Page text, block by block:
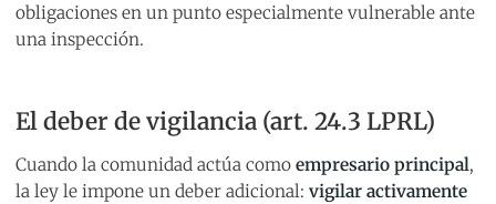
obligaciones en un punto especialmente vulnerable ante
una inspección.
El deber de vigilancia (art. 24.3 LPRL)
Cuando la comunidad actúa como empresario principal,
la ley le impone un deber adicional: vigilar activamente